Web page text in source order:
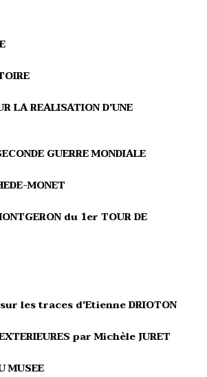
LA REALISATION D'UNE
GUERRE MONDIALE
MONET
du 1er TOUR DE
sur les traces d'Etienne DRIOTON
par Michèle JURET
MUSEE